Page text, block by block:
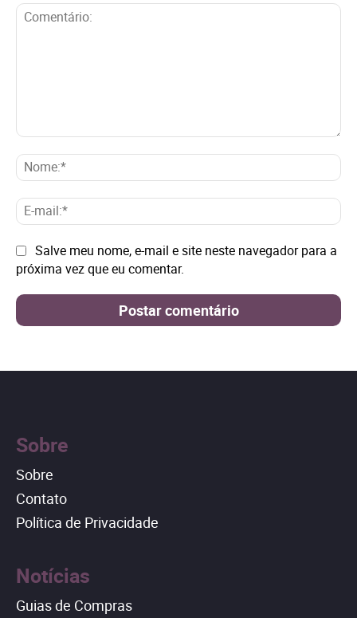
E-
Site: Salve meu nome, e-mail e site neste navegador para a
próxima vez que eu comentar.
Sobre
Sobre
Contato
Política de Privacidade
Notícias
Guias de Compras